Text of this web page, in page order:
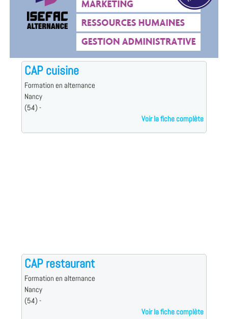
CAP cuisine
Formation en alternance
Nancy
(54) -
Voir la fiche complète
CAP restaurant
Formation en alternance
Nancy
(54) -
Voir la fiche complète